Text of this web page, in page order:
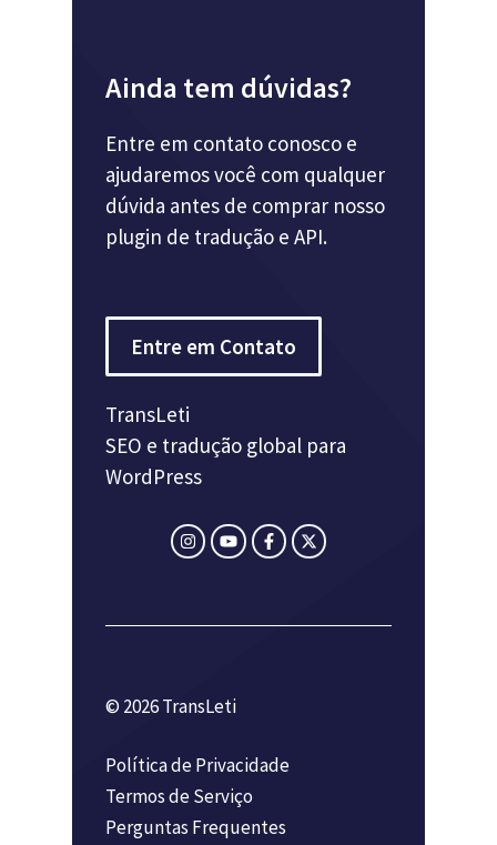
Ainda tem dúvidas?
Entre em contato conosco e
ajudaremos você com qualquer
dúvida antes de comprar nosso
plugin de tradução e API.
Entre em Contato
TransLeti
SEO e tradução global para
WordPress
© 2026 TransLeti
Política de Privacidade
Termos de Serviço
Perguntas Frequentes